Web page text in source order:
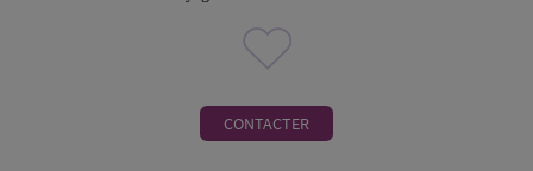
CONTACTER